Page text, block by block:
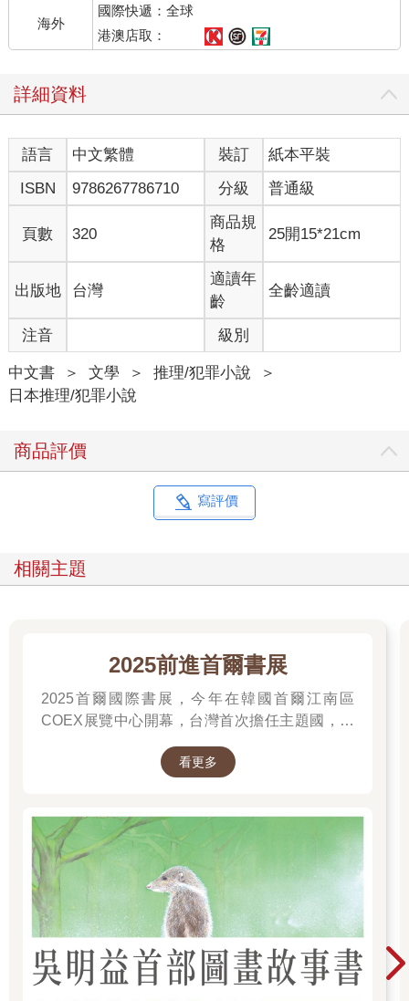
少女嘻嘻傻笑，他的眼神有些迷茫。左手握著一瓶酒精濃度很高
的飲料，但這不是他住院的原因。
「配酒服用很危險唷。」
少女啐道，莉莉也懶得理他。何況他嘴巴上提醒，卻還是帶著藥
品來，所以憑什麼說人家？如果莉莉真心希望他戒掉，來這裡時
該帶的就不是藥品，而是其他支援。
「所以，你要多少？」
「你有多少，我就要多少。」
說得好像這是唯一選項。
莉莉超傻眼，回絕說：「我不能全部賣給你。還有其他人委託
我。」
少女應該也明知會被拒絕，卻還是擺出滿臉不悅的表情。
但是，他自己應該最清楚，不管拿到多少，永遠都不會滿足。
「那麼，給我一次的量就好。」
「你現在一次吃幾顆？」
「五十顆左右吧。」
莉莉上個月賣給他時，應該是三十顆。儘管曾住院，少女似乎還
是一點都沒學乖。
「變多了耶。」
別人沒事，也不代表他的攝取量適用所有人。話說回來，他現在
的攝取量已大幅超過規定，怎可能沒事。
不過，莉莉比任何人都更清楚，就算現在搬出大道理，他的話也
「你又要拿著那些錢去找修吧？」
海外
國際快遞：全球
港澳店取：
詳細資料
語言 中文繁體 裝訂
紙本平裝
ISBN
9786267786710 分級 普通級
頁數 320
商品規
格
25開15*21cm
出版地 台灣
適讀年
齡
全齡適讀
注音 級別
中文書 ＞ 文學 ＞ 推理/犯罪小說
＞
日本推理/犯罪小說
商品評價
寫評價
相關主題
2025前進首爾書展
2025首爾國際書展，今年在韓國首爾江南區
COEX展覽中心開幕，台灣首次擔任主題國，有
他們的作品，並共享參展喜悅。
看更多